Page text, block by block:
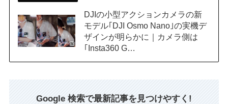
DJIの小型アクションカメラの新
モデル｢DJI Osmo Nano｣の実機デ
ザインが明らかに｜カメラ側は
｢Insta360 G…
Google 検索で最新記事を見つけやすく!